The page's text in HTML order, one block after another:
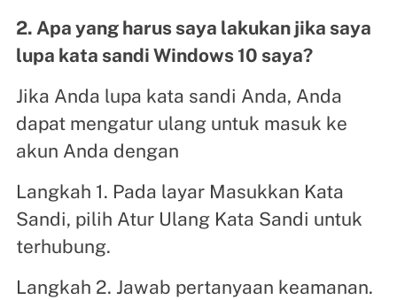
2. Apa yang harus saya lakukan jika saya
lupa kata sandi Windows 10 saya?
Jika Anda lupa kata sandi Anda, Anda
dapat mengatur ulang untuk masuk ke
akun Anda dengan
Langkah 1. Pada layar Masukkan Kata
Sandi, pilih Atur Ulang Kata Sandi untuk
terhubung.
Langkah 2. Jawab pertanyaan keamanan.